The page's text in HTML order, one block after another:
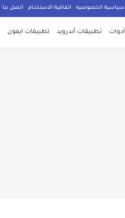
سياسية الخصوصيه اتفاقية الاستخدام اتصل بنا
أدوات تطبيقات أندرويد تطبيقات ايفون